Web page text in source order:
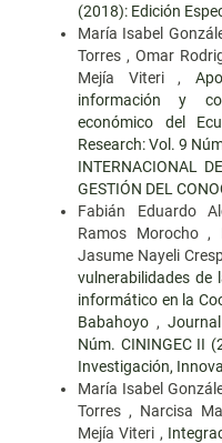
(2018): Edición
María Isabel
Torres , Omar
Mejía Viteri ,
información y
económico del
Research: Vol. 9
INTERNACIONAL
GESTIÓN DEL
Fabián Eduardo
Ramos Morocho ,
Jasume Nayeli
vulnerabilidades de
informático en la
Babahoyo ,
Núm. CININGEC II
Investigación,
María Isabel
Torres , Narcisa
Mejía Viteri ,